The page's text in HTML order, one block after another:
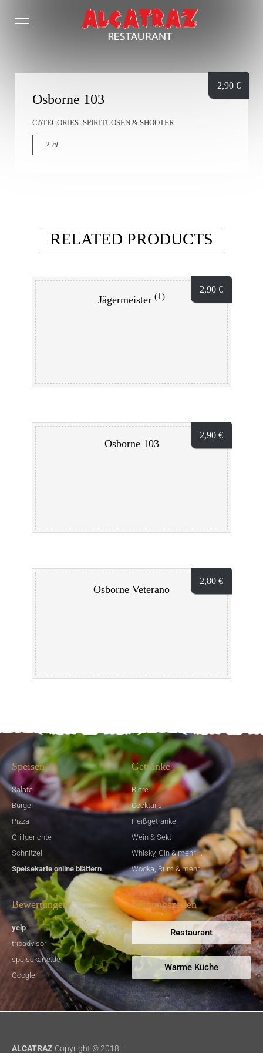
Osborne 103
CATEGORIES: SPIRITUOSEN & SHOOTER
2 cl
2,90 €
RELATED PRODUCTS
2,90 €
Jägermeister (1)
2,90 €
Osborne 103
2,80 €
Osborne Veterano
Speisen
Salate
Burger
Pizza
Grillgerichte
Schnitzel
Speisekarte online blättern
Getränke
Biere
Cocktails
Heißgetränke
Wein & Sekt
Whisky, Gin & mehr ...
Wodka, Rum & mehr ...
Bewertungen
yelp
tripadvisor
speisekarte.de
Google
Öffnungszeiten
Restaurant
Warme Küche
ALCATRAZ Copyright © 2018 –